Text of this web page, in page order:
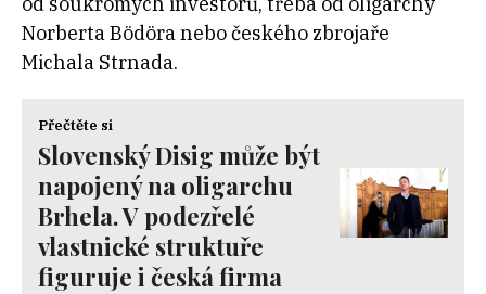
Norberta Bödöra nebo českého zbrojaře
Michala Strnada.
Přečtěte si
Slovenský Disig může být
napojený na oligarchu
Brhela. V podezřelé
vlastnické struktuře
figuruje i česká firma